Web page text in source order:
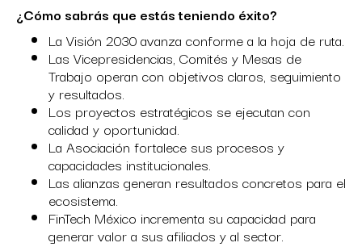
¿Cómo sabrás que estás teniendo éxito?
La Visión 2030 avanza conforme a la hoja de ruta.
Las Vicepresidencias, Comités y Mesas de
Trabajo operan con objetivos claros, seguimiento
y resultados.
Los proyectos estratégicos se ejecutan con
calidad y oportunidad.
La Asociación fortalece sus procesos y
capacidades institucionales.
Las alianzas generan resultados concretos para el
ecosistema.
FinTech México incrementa su capacidad para
generar valor a sus afiliados y al sector.